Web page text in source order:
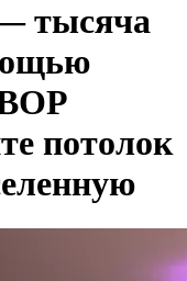
тысяча
потолок